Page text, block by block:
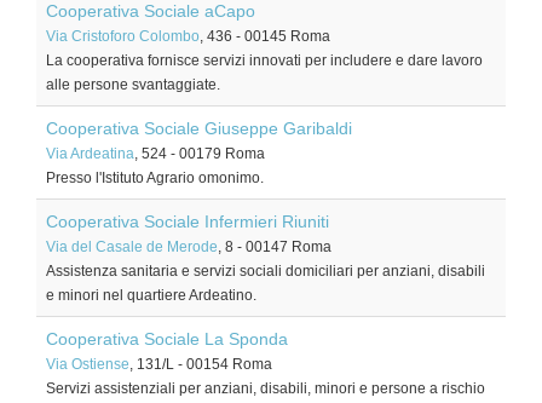
Cooperativa Sociale aCapo
Via Cristoforo Colombo, 436 - 00145 Roma
La cooperativa fornisce servizi innovati per includere e dare lavoro
alle persone svantaggiate.
Cooperativa Sociale Giuseppe Garibaldi
Via Ardeatina, 524 - 00179 Roma
Presso l'Istituto Agrario omonimo.
Cooperativa Sociale Infermieri Riuniti
Via del Casale de Merode, 8 - 00147 Roma
Assistenza sanitaria e servizi sociali domiciliari per anziani, disabili
e minori nel quartiere Ardeatino.
Cooperativa Sociale La Sponda
Via Ostiense, 131/L - 00154 Roma
Servizi assistenziali per anziani, disabili, minori e persone a rischio